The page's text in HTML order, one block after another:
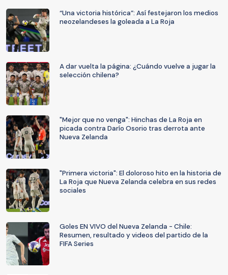
“Una victoria histórica”: Así festejaron los medios
neozelandeses la goleada a La Roja
A dar vuelta la página: ¿Cuándo vuelve a jugar la
selección chilena?
"Mejor que no venga": Hinchas de La Roja en
picada contra Darío Osorio tras derrota ante
Nueva Zelanda
"Primera victoria": El doloroso hito en la historia de
La Roja que Nueva Zelanda celebra en sus redes
sociales
Goles EN VIVO del Nueva Zelanda - Chile:
Resumen, resultado y videos del partido de la
FIFA Series